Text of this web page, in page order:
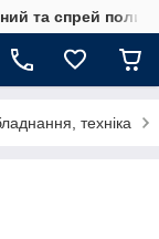
та спрей полив,
техніка